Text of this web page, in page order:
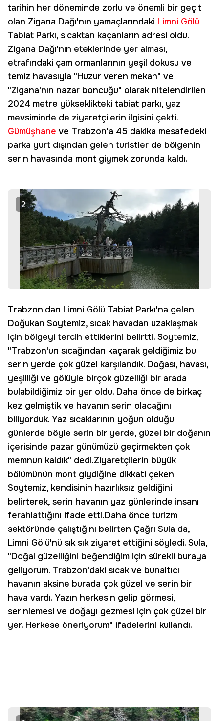
tarihin her döneminde zorlu ve önemli bir geçit
olan Zigana Dağı'nın yamaçlarındaki Limni Gölü
Tabiat Parkı, sıcaktan kaçanların adresi oldu.
Zigana Dağı'nın eteklerinde yer alması,
etrafındaki çam ormanlarının yeşil dokusu ve
temiz havasıyla "Huzur veren mekan" ve
"Zigana'nın nazar boncuğu" olarak nitelendirilen
2024 metre yükseklikteki tabiat parkı, yaz
mevsiminde de ziyaretçilerin ilgisini çekti.
Gümüşhane ve Trabzon'a 45 dakika mesafedeki
parka yurt dışından gelen turistler de bölgenin
serin havasında mont giymek zorunda kaldı.
2
Trabzon'dan Limni Gölü Tabiat Parkı'na gelen
Doğukan Soytemiz, sıcak havadan uzaklaşmak
için bölgeyi tercih ettiklerini belirtti. Soytemiz,
"Trabzon'un sıcağından kaçarak geldiğimiz bu
serin yerde çok güzel karşılandık. Doğası, havası,
yeşilliği ve gölüyle birçok güzelliği bir arada
bulabildiğimiz bir yer oldu. Daha önce de birkaç
kez gelmiştik ve havanın serin olacağını
biliyorduk. Yaz sıcaklarının yoğun olduğu
günlerde böyle serin bir yerde, güzel bir doğanın
içerisinde pazar günümüzü geçirmekten çok
memnun kaldık" dedi.Ziyaretçilerin büyük
bölümünün mont giydiğine dikkati çeken
Soytemiz, kendisinin hazırlıksız geldiğini
belirterek, serin havanın yaz günlerinde insanı
ferahlattığını ifade etti.Daha önce turizm
sektöründe çalıştığını belirten Çağrı Sula da,
Limni Gölü'nü sık sık ziyaret ettiğini söyledi. Sula,
"Doğal güzelliğini beğendiğim için sürekli buraya
geliyorum. Trabzon'daki sıcak ve bunaltıcı
havanın aksine burada çok güzel ve serin bir
hava vardı. Yazın herkesin gelip görmesi,
serinlemesi ve doğayı gezmesi için çok güzel bir
yer. Herkese öneriyorum" ifadelerini kullandı.